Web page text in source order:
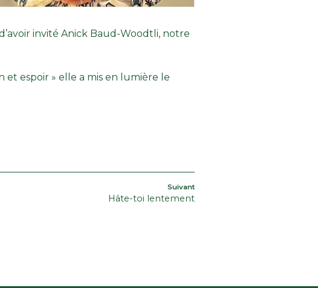
invité Anick Baud-Woodtli, notre
et espoir » elle a mis en lumière le
Article
suivant
Suivant
Hâte-toi lentement